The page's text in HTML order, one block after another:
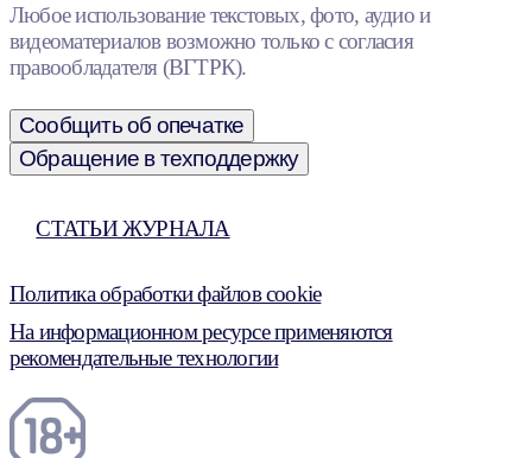
Любое использование текстовых, фото, аудио и
видеоматериалов возможно только с согласия
правообладателя (ВГТРК).
Сообщить об опечатке
Обращение в техподдержку
СТАТЬИ ЖУРНАЛА
Политика обработки файлов cookie
На информационном ресурсе применяются
рекомендательные технологии